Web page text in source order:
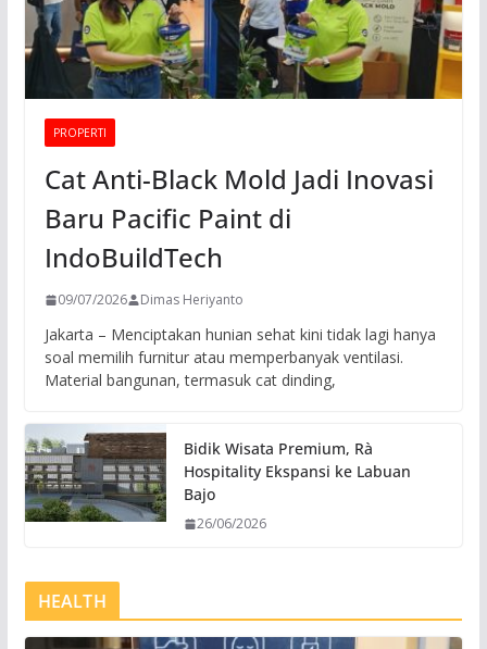
PROPERTI
Cat Anti-Black Mold Jadi Inovasi
Baru Pacific Paint di
IndoBuildTech
09/07/2026 Dimas Heriyanto
Jakarta – Menciptakan hunian sehat kini tidak lagi hanya
soal memilih furnitur atau memperbanyak ventilasi.
Material bangunan, termasuk cat dinding,
Bidik Wisata Premium, Rà
Hospitality Ekspansi ke Labuan
Bajo
26/06/2026
HEALTH